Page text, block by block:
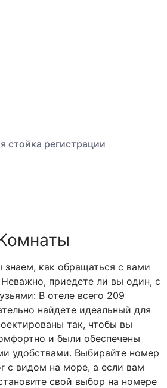
стойка регистрации
как обращаться с вами
приедете ли вы один, с
В отеле всего 209
найдете идеальный для
так, чтобы вы
и были обеспечены
удобствами. Выбирайте номер
с видом на море, а если вам
свой выбор на номере